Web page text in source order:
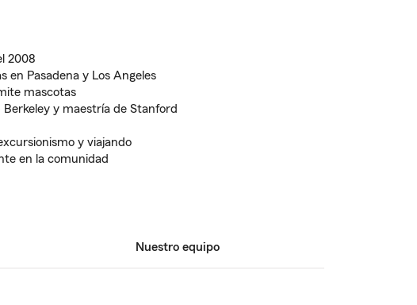
2008
en Pasadena y Los Angeles
mascotas
Berkeley y maestría de Stanford
y viajando
en la comunidad
Nuestro equipo